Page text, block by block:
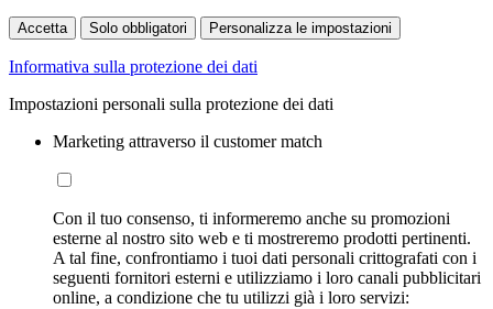
Accetta Solo obbligatori Personalizza le impostazioni
Informativa sulla protezione dei dati
Impostazioni personali sulla protezione dei dati
Marketing attraverso il customer match
Con il tuo consenso, ti informeremo anche su promozioni
esterne al nostro sito web e ti mostreremo prodotti pertinenti.
A tal fine, confrontiamo i tuoi dati personali crittografati con i
seguenti fornitori esterni e utilizziamo i loro canali pubblicitari
online, a condizione che tu utilizzi già i loro servizi: